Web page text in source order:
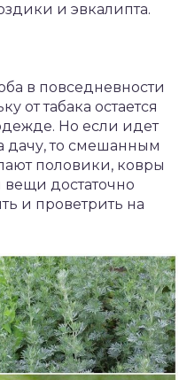
и эвкалипта.
в повседневности
от табака остается
Но если идет
дачу, то смешанным
половики, ковры
достаточно
и проветрить на